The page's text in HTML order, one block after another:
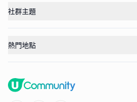
社群主題
熱門地點